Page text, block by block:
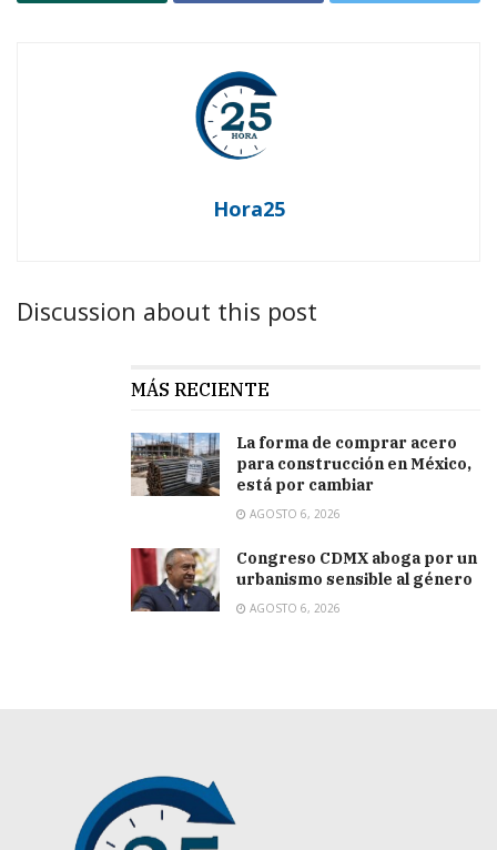
Hora25
Discussion about this post
MÁS RECIENTE
La forma de comprar acero
para construcción en México,
está por cambiar
AGOSTO 6, 2026
Congreso CDMX aboga por un
urbanismo sensible al género
AGOSTO 6, 2026